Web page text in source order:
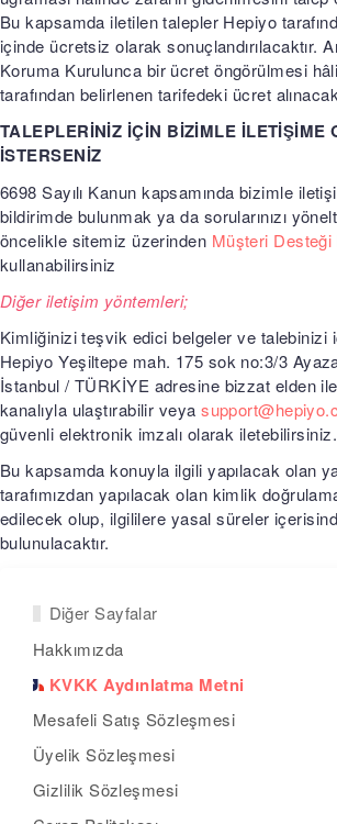
Bu kapsamda iletilen talepler Hepiyo
içinde ücretsiz olarak sonuçlandırılacaktır.
Koruma Kurulunca bir ücret öngörülmesi
tarafından belirlenen tarifedeki ücret
TALEPLERİNİZ İÇİN BİZİMLE İLETİŞİME
İSTERSENİZ
6698 Sayılı Kanun kapsamında bizimle
bildirimde bulunmak ya da sorularınızı
öncelikle sitemiz üzerinden Müşteri Desteği
kullanabilirsiniz
Diğer iletişim yöntemleri;
Kimliğinizi teşvik edici belgeler ve talebinizi
Hepiyo Yeşiltepe mah. 175 sok no:3/3
İstanbul / TÜRKİYE adresine bizzat elden
kanalıyla ulaştırabilir veya
güvenli elektronik imzalı olarak iletebilirsiniz.
Bu kapsamda konuyla ilgili yapılacak olan
tarafımızdan yapılacak olan kimlik
edilecek olup, ilgililere yasal süreler
bulunulacaktır.
Diğer Sayfalar
Hakkımızda
KVKK Aydınlatma Metni
Mesafeli Satış Sözleşmesi
Üyelik Sözleşmesi
Gizlilik Sözleşmesi